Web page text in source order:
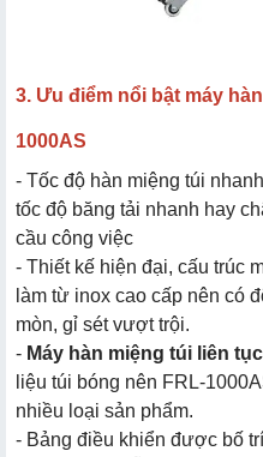
3. Ưu điểm nổi bật máy
1000AS
- Tốc độ hàn miệng túi
tốc độ băng tải nhanh hay
cầu công việc
- Thiết kế hiện đại, cấu trúc
làm từ inox cao cấp nên có
mòn, gỉ sét vượt trội.
- Máy hàn miệng túi liên tục
liệu túi bóng nên FRL-
nhiều loại sản phẩm.
- Bảng điều khiển được bố